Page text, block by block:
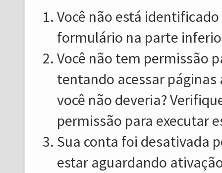
Você não está
formulário na parte
Você não tem permissão
tentando acessar
você não deveria?
permissão para executar
Sua conta foi desativada
estar aguardando